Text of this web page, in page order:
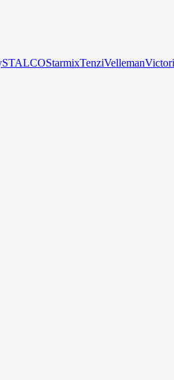
STALCOStarmixTenziVelleman